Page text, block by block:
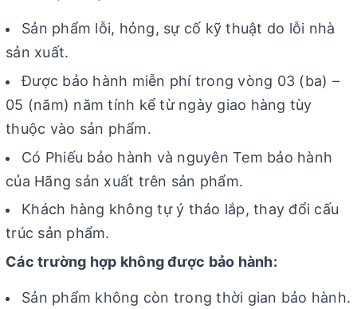
Sản phẩm lỗi, hỏng, sự cố kỹ thuật do lỗi nhà
sản xuất.
Được bảo hành miễn phí trong vòng 03 (ba) –
05 (năm) năm tính kể từ ngày giao hàng tùy
thuộc vào sản phẩm.
Có Phiếu bảo hành và nguyên Tem bảo hành
của Hãng sản xuất trên sản phẩm.
Khách hàng không tự ý tháo lắp, thay đổi cấu
trúc sản phẩm.
Các trường hợp không được bảo hành:
Sản phẩm không còn trong thời gian bảo hành.